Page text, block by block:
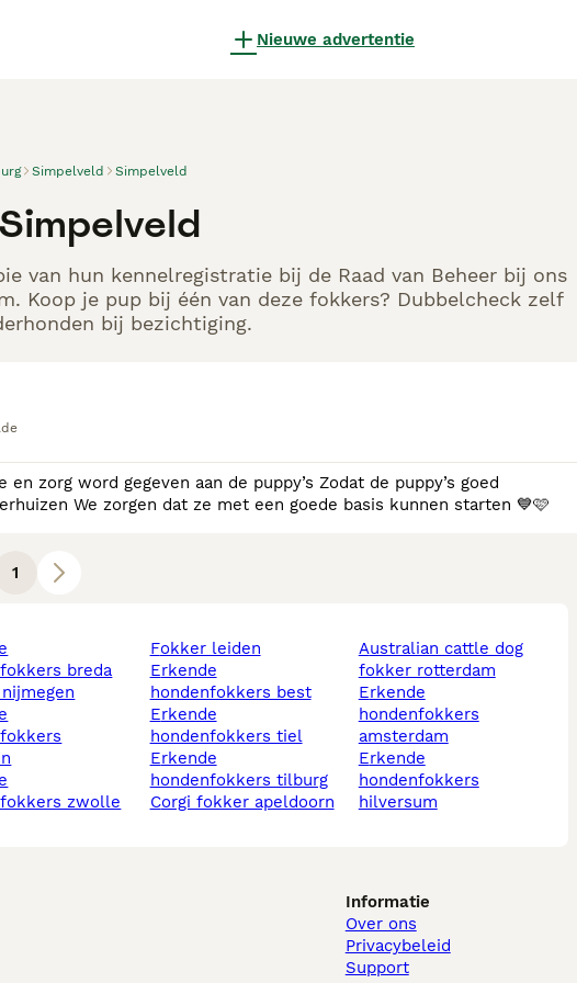
Nieuwe advertentie
Simpelveld Simpelveld
van hun kennelregistratie bij de Raad van Beheer bij ons
Koop je pup bij één van deze fokkers? Dubbelcheck zelf
bij bezichtiging.
aan de puppy’s Zodat de puppy’s goed
gesocialiseerd naar hun nieuwe baasje kunnen verhuizen We zorgen dat ze met een goede basis kunnen starten 💙🩷
1
breda
zwolle
fokker leiden
erkende
hondenfokkers best
erkende
hondenfokkers tiel
erkende
hondenfokkers tilburg
corgi fokker apeldoorn
australian cattle dog
fokker rotterdam
erkende
hondenfokkers
amsterdam
erkende
hondenfokkers
hilversum
Informatie
Over ons
Privacybeleid
Support